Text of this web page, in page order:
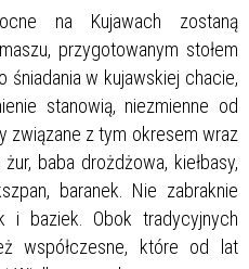
na Kujawach zostaną
przygotowanym stołem
śniadania w kujawskiej chacie,
stanowią, niezmienne od
związane z tym okresem wraz
baba drożdżowa, kiełbasy,
baranek. Nie zabraknie
i baziek. Obok tradycyjnych
współczesne, które od lat